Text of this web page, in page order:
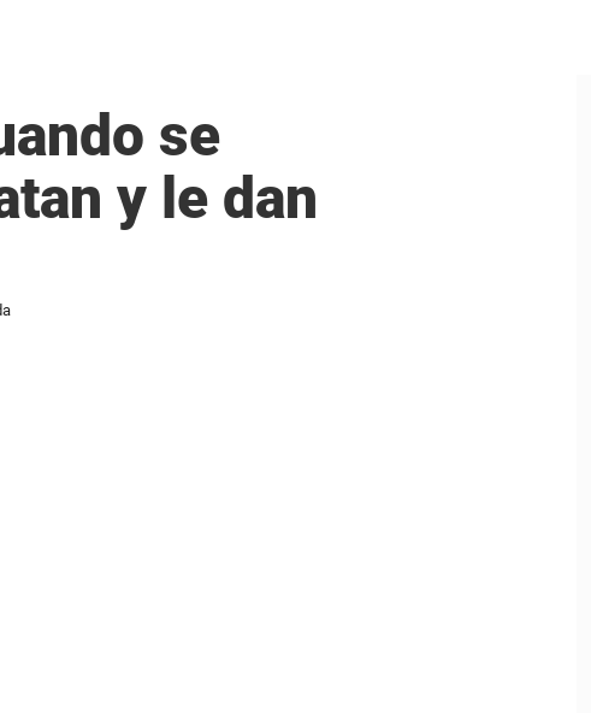
se
y le dan